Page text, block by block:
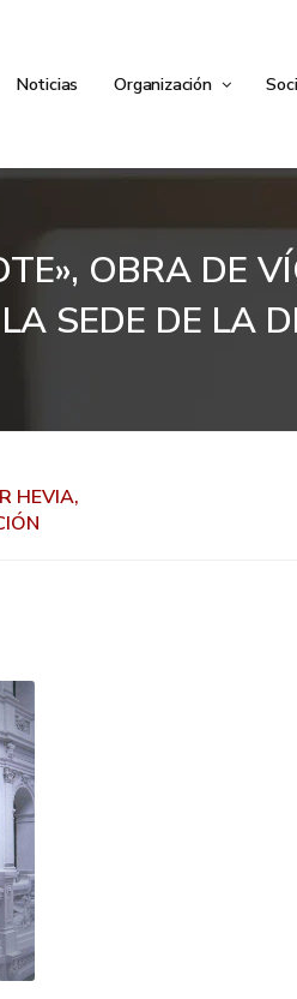
Noticias Organización
OBRA DE
SEDE DE LA
HEVIA,